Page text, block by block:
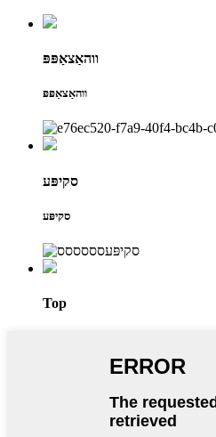
ווהאַצאַפּפּ
ווהאַצאַפּפּ
סקיפּע
סקיפּע
Top